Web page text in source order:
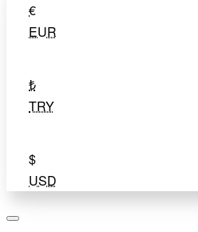
€
EUR
₺
TRY
$
USD